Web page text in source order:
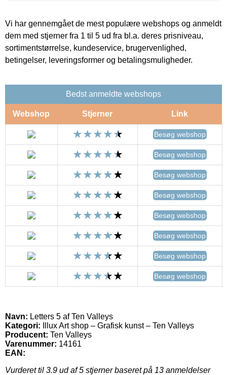
Vi har gennemgået de mest populære webshops og anmeldt
dem med stjerner fra 1 til 5 ud fra bl.a. deres prisniveau,
sortimentstørrelse, kundeservice, brugervenlighed,
betingelser, leveringsformer og betalingsmuligheder.
Bedst anmeldte webshops
Webshop Stjerner Link
Besøg webshop
Besøg webshop
Besøg webshop
Besøg webshop
Besøg webshop
Besøg webshop
Besøg webshop
Besøg webshop
Navn: Letters 5 af Ten Valleys
Kategori: Illux Art shop – Grafisk kunst – Ten Valleys
Producent: Ten Valleys
Varenummer: 14161
EAN:
Vurderet til 3.9 ud af 5 stjerner baseret på 13 anmeldelser